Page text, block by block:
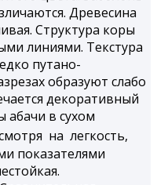
Древесина
Структура коры
линиями. Текстура
путано-
образуют слабо
декоративный
абачи в сухом
на легкость,
показателями